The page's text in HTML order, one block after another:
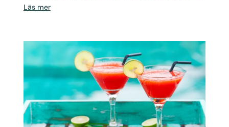
segel och åror har sedan dess bytts ut mot moderna
Läs mer